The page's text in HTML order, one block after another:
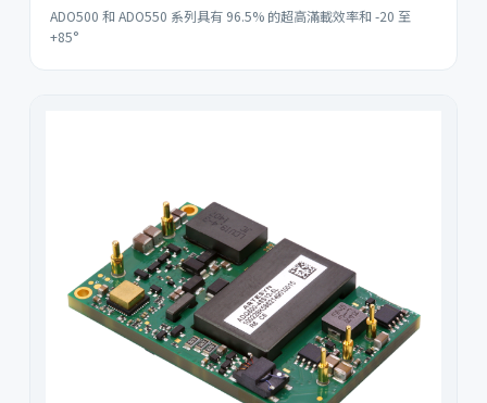
ADO500 和 ADO550 系列具有 96.5% 的超高滿載效率和 -20 至
+85°